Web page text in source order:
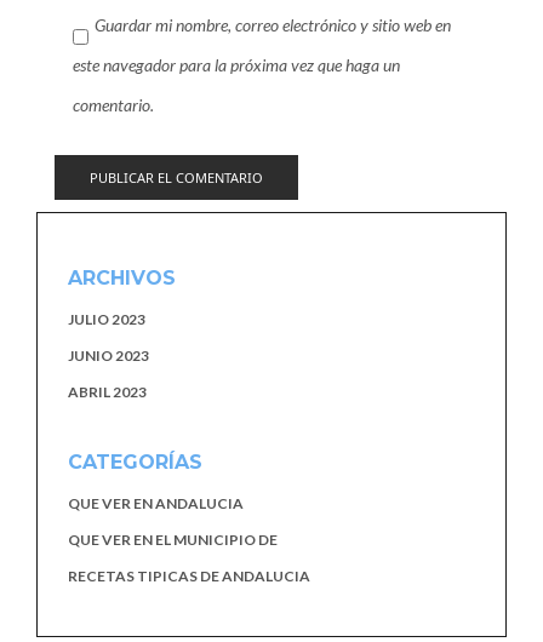
Guardar mi nombre, correo electrónico y sitio web en
este navegador para la próxima vez que haga un
comentario.
ARCHIVOS
JULIO 2023
JUNIO 2023
ABRIL 2023
CATEGORÍAS
QUE VER EN ANDALUCIA
QUE VER EN EL MUNICIPIO DE
RECETAS TIPICAS DE ANDALUCIA